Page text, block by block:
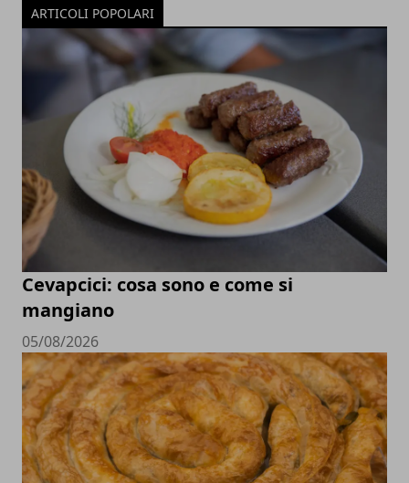
ARTICOLI POPOLARI
Cevapcici: cosa sono e come si
mangiano
05/08/2026